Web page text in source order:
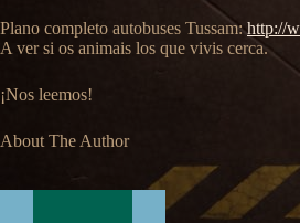
Plano completo autobuses Tussam:http://
A ver si os animais los que vivis cerca.
¡Nos leemos!
About The Author